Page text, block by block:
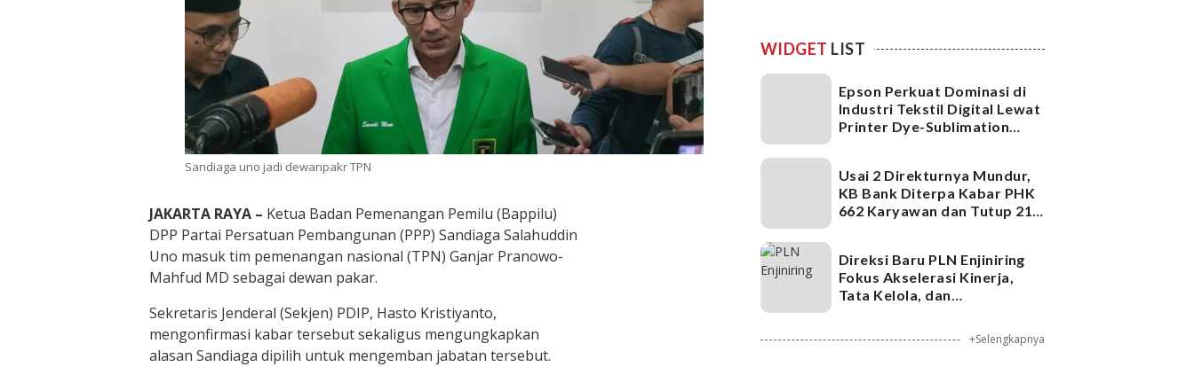
Sandiaga uno jadi dewanpakr TPN
JAKARTA RAYA – Ketua Badan Pemenangan Pemilu (Bappilu)
DPP Partai Persatuan Pembangunan (PPP) Sandiaga Salahuddin
Uno masuk tim pemenangan nasional (TPN) Ganjar Pranowo-
Mahfud MD sebagai dewan pakar.
Sekretaris Jenderal (Sekjen) PDIP, Hasto Kristiyanto,
mengonfirmasi kabar tersebut sekaligus mengungkapkan
alasan Sandiaga dipilih untuk mengemban jabatan tersebut.
WIDGET LIST
Epson Perkuat Dominasi di
Industri Tekstil Digital Lewat
Printer Dye-Sublimation
Usai 2 Direkturnya Mundur,
KB Bank Diterpa Kabar PHK
662 Karyawan dan Tutup 21
Direksi Baru PLN Enjiniring
Fokus Akselerasi Kinerja,
Tata Kelola, dan
+Selengkapnya